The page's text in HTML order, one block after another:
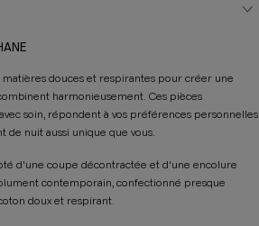
matières douces et respirantes pour créer une
harmonieusement. Ces pièces
soin, répondent à vos préférences personnelles
de nuit aussi unique que vous.
d'une coupe décontractée et d'une encolure
contemporain, confectionné presque
doux et respirant.